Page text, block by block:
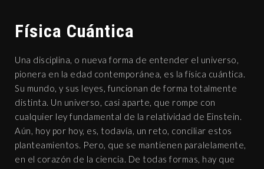
Física Cuántica
Una disciplina, o nueva forma de entender el universo,
pionera en la edad contemporánea, es la física cuántica.
Su mundo, y sus leyes, funcionan de forma totalmente
distinta. Un universo, casi aparte, que rompe con
cualquier ley fundamental de la relatividad de Einstein.
Aún, hoy por hoy, es, todavía, un reto, conciliar estos
planteamientos. Pero, que se mantienen paralelamente,
en el corazón de la ciencia. De todas formas, hay que